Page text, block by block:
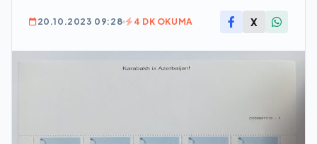
20.10.2023 09:28 4 DK OKUMA X